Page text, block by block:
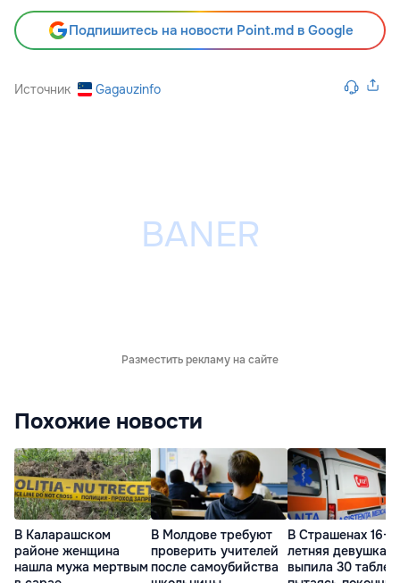
Подпишитесь на новости Point.md в Google
Источник Gagauzinfo
Разместить рекламу на сайте
Похожие новости
В Каларашском
районе женщина
нашла мужа мертвым
В Молдове требуют
проверить учителей
после самоубийства
В Страшенах 16-
летняя девушка
выпила 30